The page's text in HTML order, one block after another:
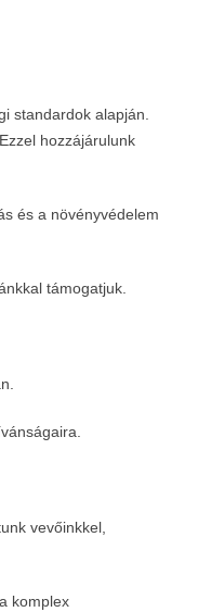
standardok alapján.
hozzájárulunk
és a növényvédelem
támogatjuk.
vevőinkkel,
komplex